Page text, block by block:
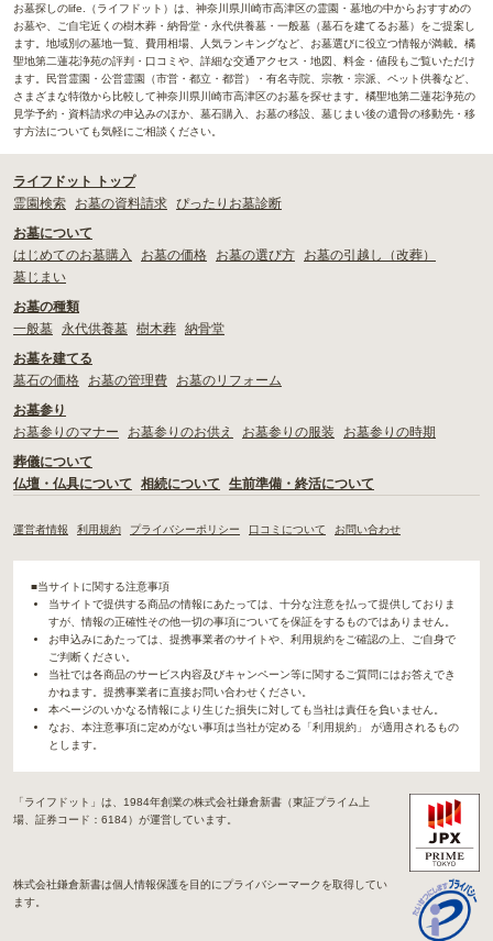
お墓探しのlife.（ライフドット）は、神奈川県川崎市高津区の霊園・墓地の中からおすすめの
お墓や、ご自宅近くの樹木葬・納骨堂・永代供養墓・一般墓（墓石を建てるお墓）をご提案し
ます。地域別の墓地一覧、費用相場、人気ランキングなど、お墓選びに役立つ情報が満載。橘
聖地第二蓮花浄苑の評判・口コミや、詳細な交通アクセス・地図、料金・値段もご覧いただけ
ます。民営霊園・公営霊園（市営・都立・都営）・有名寺院、宗教・宗派、ペット供養など、
さまざまな特徴から比較して神奈川県川崎市高津区のお墓を探せます。橘聖地第二蓮花浄苑の
見学予約・資料請求の申込みのほか、墓石購入、お墓の移設、墓じまい後の遺骨の移動先・移
す方法についても気軽にご相談ください。
ライフドット トップ
霊園検索
お墓の資料請求 ぴったりお墓診断
お墓について
はじめてのお墓購入
お墓の価格 お墓の選び方
お墓の引越し（改葬）
墓じまい
お墓の種類
一般墓
永代供養墓 樹木葬 納骨堂
お墓を建てる
墓石の価格
お墓の管理費
お墓のリフォーム
お墓参り
お墓参りのマナー
お墓参りのお供え お墓参りの服装
お墓参りの時期
葬儀について
仏壇・仏具について
相続について 生前準備・終活について
運営者情報 利用規約 プライバシーポリシー 口コミについて お問い合わせ
■当サイトに関する注意事項
当サイトで提供する商品の情報にあたっては、十分な注意を払って提供しておりま
すが、情報の正確性その他一切の事項についてを保証をするものではありません。
お申込みにあたっては、提携事業者のサイトや、利用規約をご確認の上、ご自身で
ご判断ください。
当社では各商品のサービス内容及びキャンペーン等に関するご質問にはお答えでき
かねます。提携事業者に直接お問い合わせください。
本ページのいかなる情報により生じた損失に対しても当社は責任を負いません。
なお、本注意事項に定めがない事項は当社が定める「利用規約」 が適用されるもの
とします。
「ライフドット」は、1984年創業の株式会社鎌倉新書（東証プライム上
場、証券コード：6184）が運営しています。
株式会社鎌倉新書は個人情報保護を目的にプライバシーマークを取得してい
ます。